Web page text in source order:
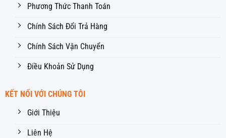
Phương Thức Thanh Toán
Chính Sách Đổi Trả Hàng
Chính Sách Vận Chuyển
Điều Khoản Sử Dụng
KẾT NỐI VỚI CHÚNG TÔI
Giới Thiệu
Liên Hệ